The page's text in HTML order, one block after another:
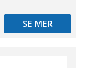
SE MER
SE MER